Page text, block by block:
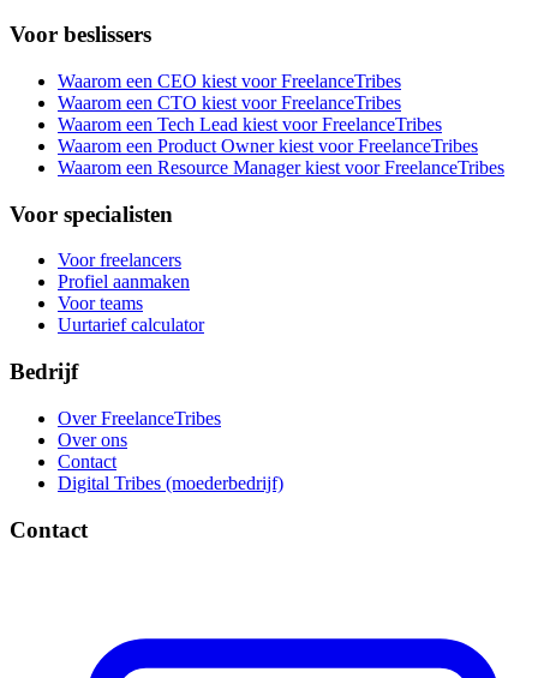
Voor beslissers
Waarom een CEO kiest voor FreelanceTribes
Waarom een CTO kiest voor FreelanceTribes
Waarom een Tech Lead kiest voor FreelanceTribes
Waarom een Product Owner kiest voor FreelanceTribes
Waarom een Resource Manager kiest voor FreelanceTribes
Voor specialisten
Voor freelancers
Profiel aanmaken
Voor teams
Uurtarief calculator
Bedrijf
Over FreelanceTribes
Over ons
Contact
Digital Tribes (moederbedrijf)
Contact